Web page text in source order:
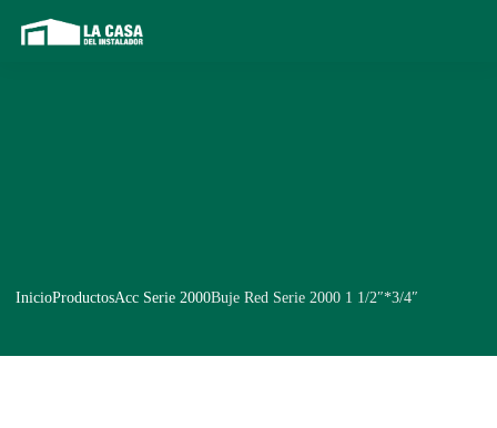
InicioProductosAcc Serie 2000Buje Red Serie 2000 1 1/2″*3/4″